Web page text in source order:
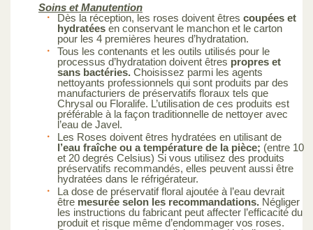
Soins et Manutention
Dès la réception, les roses doivent êtres coupées et
hydratées en conservant le manchon et le carton
pour les 4 premières heures d’hydratation.
Tous les contenants et les outils utilisés pour le
processus d’hydratation doivent êtres propres et
sans bactéries. Choisissez parmi les agents
nettoyants professionnels qui sont produits par des
manufacturiers de préservatifs floraux tels que
Chrysal ou Floralife. L’utilisation de ces produits est
préférable à la façon traditionnelle de nettoyer avec
l’eau de Javel.
Les Roses doivent êtres hydratées en utilisant de
l’eau fraîche ou a température de la pièce; (entre 10
et 20 degrés Celsius) Si vous utilisez des produits
préservatifs recommandés, elles peuvent aussi être
hydratées dans le réfrigérateur.
La dose de préservatif floral ajoutée à l’eau devrait
être mesurée selon les recommandations. Négliger
les instructions du fabricant peut affecter l’efficacité du
produit et risque même d’endommager vos roses.